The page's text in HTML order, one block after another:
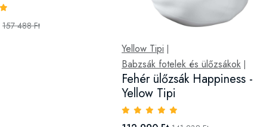
157 488 Ft
Yellow Tipi |
Babzsák fotelek és ülőzsákok|
Fehér ülőzsák Happiness -
Yellow Tipi